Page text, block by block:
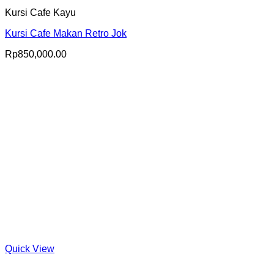
Kursi Cafe Kayu
Kursi Cafe Makan Retro Jok
Rp850,000.00
Quick View